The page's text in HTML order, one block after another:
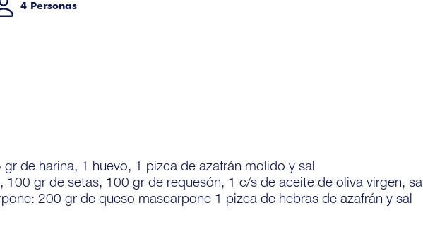
4 Personas
de harina, 1 huevo, 1 pizca de azafrán molido y sal
100 gr de setas, 100 gr de requesón, 1 c/s de aceite de oliva virgen,
200 gr de queso mascarpone 1 pizca de hebras de azafrán y sal